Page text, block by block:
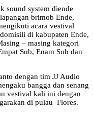
sound system diende
brimob Ende,
acara vestival
di kabupaten Ende,
– masing kategori
Sub, Enam Sub dan
dengan tim JJ Audio
bangga dan senang
vestival kali ini dengan
di pulau Flores.